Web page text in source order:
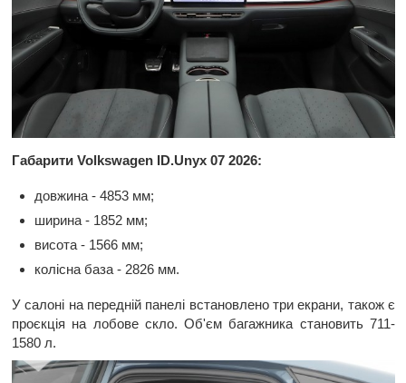
Габарити Volkswagen ID.Unyx 07 2026:
довжина - 4853 мм;
ширина - 1852 мм;
висота - 1566 мм;
колісна база - 2826 мм.
У салоні на передній панелі встановлено три екрани, також є
проєкція на лобове скло. Об'єм багажника становить 711-
1580 л.